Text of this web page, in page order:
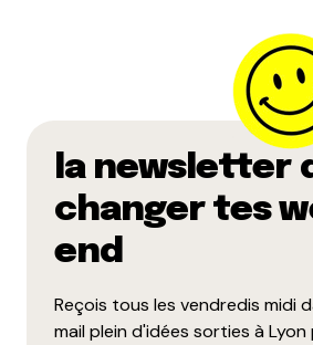
la newsletter
changer tes
end
Reçois tous les vendredis midi
mail plein d'idées sorties à Lyon